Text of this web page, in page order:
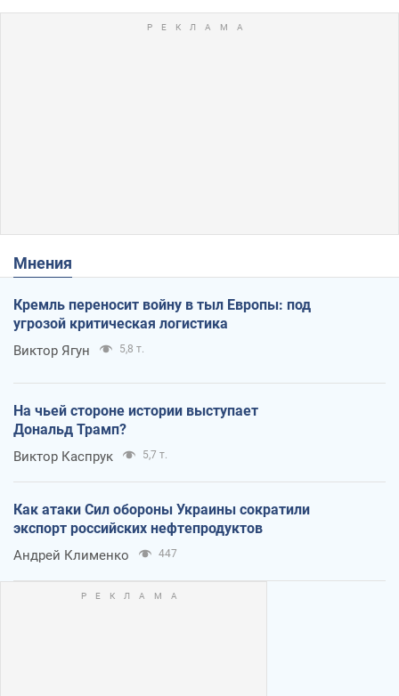
Мнения
Кремль переносит войну в тыл Европы: под
угрозой критическая логистика
Виктор Ягун 5,8 т.
На чьей стороне истории выступает
Дональд Трамп?
Виктор Каспрук 5,7 т.
Как атаки Сил обороны Украины сократили
экспорт российских нефтепродуктов
Андрей Клименко 447